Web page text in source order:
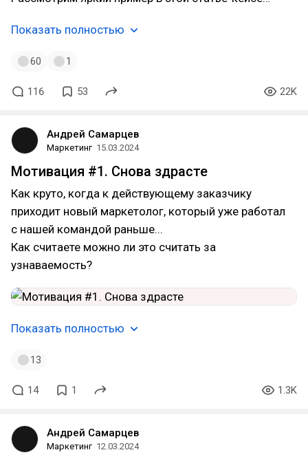
Показать полностью
60 1
116 53 22K
Андрей Самарцев
Маркетинг 15.03.2024
Мотивация #1. Снова здрасте
Как круто, когда к действующему заказчику
приходит новый маркетолог, который уже работал
с нашей командой раньше...
Как считаете можно ли это считать за
узнаваемость?
Показать полностью
13
14 1 1.3K
Андрей Самарцев
Маркетинг 12.03.2024